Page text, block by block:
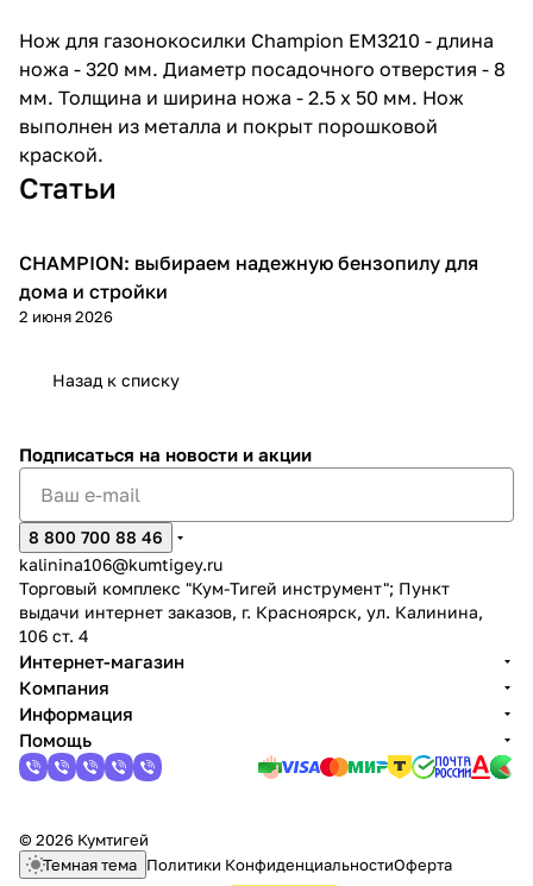
Нож для газонокосилки Champion EM3210 - длина
ножа - 320 мм. Диаметр посадочного отверстия - 8
мм. Толщина и ширина ножа - 2.5 х 50 мм. Нож
выполнен из металла и покрыт порошковой
краской.
Статьи
Пилы
CHAMPION: выбираем надежную бензопилу для
дома и стройки
2 июня 2026
Назад к списку
Подписаться на новости и акции
8 800 700 88 46
kalinina106@kumtigey.ru
Торговый комплекс "Кум-Тигей инструмент"; Пункт
выдачи интернет заказов, г. Красноярск, ул. Калинина,
106 ст. 4
Интернет-магазин
Компания
Информация
Помощь
© 2026 Кумтигей
Темная тема Политики КонфиденциальностиОферта
раз в 2
недели
plait.ru